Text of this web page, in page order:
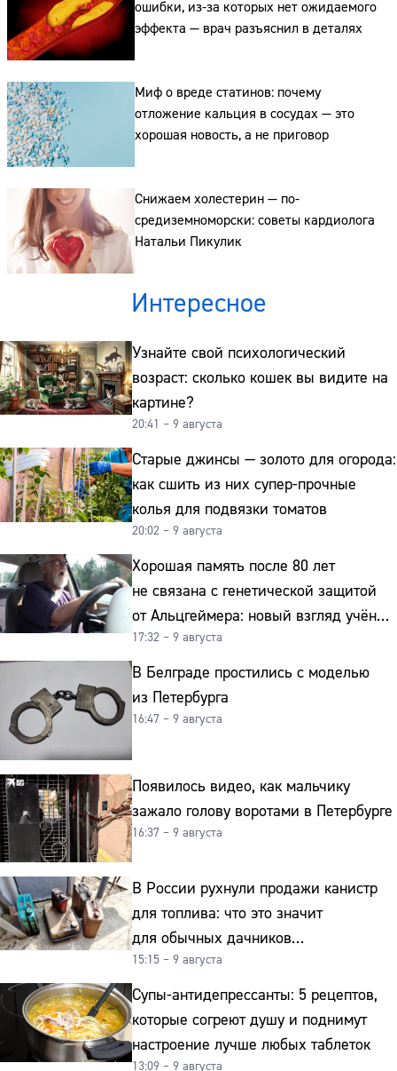
ошибки, из-за которых нет ожидаемого
эффекта — врач разъяснил в деталях
Миф о вреде статинов: почему
отложение кальция в сосудах — это
хорошая новость, а не приговор
Снижаем холестерин — по-
средиземноморски: советы кардиолога
Натальи Пикулик
Интересное
Узнайте свой психологический
возраст: сколько кошек вы видите на
картине?
20:41 – 9 августа
Старые джинсы — золото для огорода:
как сшить из них супер-прочные
колья для подвязки томатов
20:02 – 9 августа
Хорошая память после 80 лет
не связана с генетической защитой
от Альцгеймера: новый взгляд учёных
на старение мозга
17:32 – 9 августа
В Белграде простились с моделью
из Петербурга
16:47 – 9 августа
Появилось видео, как мальчику
зажало голову воротами в Петербурге
16:37 – 9 августа
В России рухнули продажи канистр
для топлива: что это значит
для обычных дачников
и автомобилистов
15:15 – 9 августа
Супы-антидепрессанты: 5 рецептов,
которые согреют душу и поднимут
настроение лучше любых таблеток
13:09 – 9 августа
Сайт:
Телефон: